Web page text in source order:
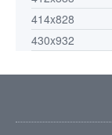
414x828
430x932